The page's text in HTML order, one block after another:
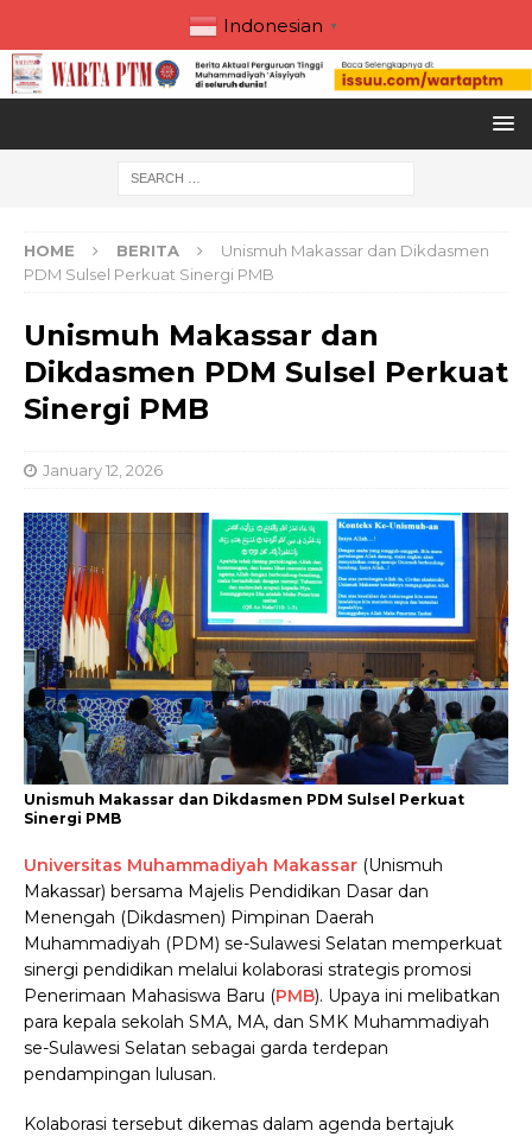
Indonesian ▼
HOME BERITA
Unismuh Makassar dan Dikdasmen
PDM Sulsel Perkuat Sinergi PMB
Unismuh Makassar dan
Dikdasmen PDM Sulsel Perkuat
Sinergi PMB
January 12, 2026
Unismuh Makassar dan Dikdasmen PDM Sulsel Perkuat
Sinergi PMB
Universitas Muhammadiyah Makassar (Unismuh
Makassar) bersama Majelis Pendidikan Dasar dan
Menengah (Dikdasmen) Pimpinan Daerah
Muhammadiyah (PDM) se-Sulawesi Selatan memperkuat
sinergi pendidikan melalui kolaborasi strategis promosi
Penerimaan Mahasiswa Baru (PMB). Upaya ini melibatkan
para kepala sekolah SMA, MA, dan SMK Muhammadiyah
se-Sulawesi Selatan sebagai garda terdepan
pendampingan lulusan.
Kolaborasi tersebut dikemas dalam agenda bertajuk